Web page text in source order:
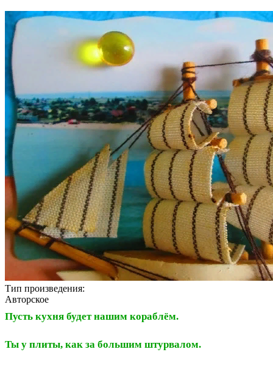
Тип произведения:
Авторское
Пусть кухня будет нашим кораблём.
Ты у плиты, как за большим штурвалом.